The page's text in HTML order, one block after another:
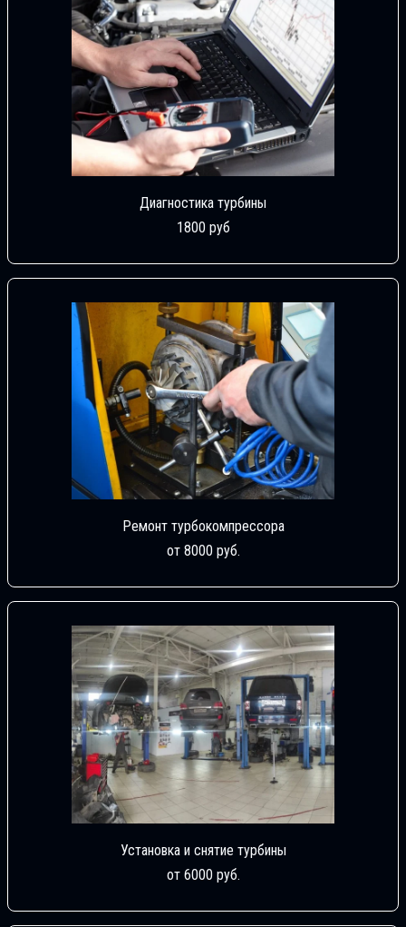
Диагностика турбины
1800 руб
Ремонт турбокомпрессора
от 8000 руб.
Установка и снятие турбины
от 6000 руб.